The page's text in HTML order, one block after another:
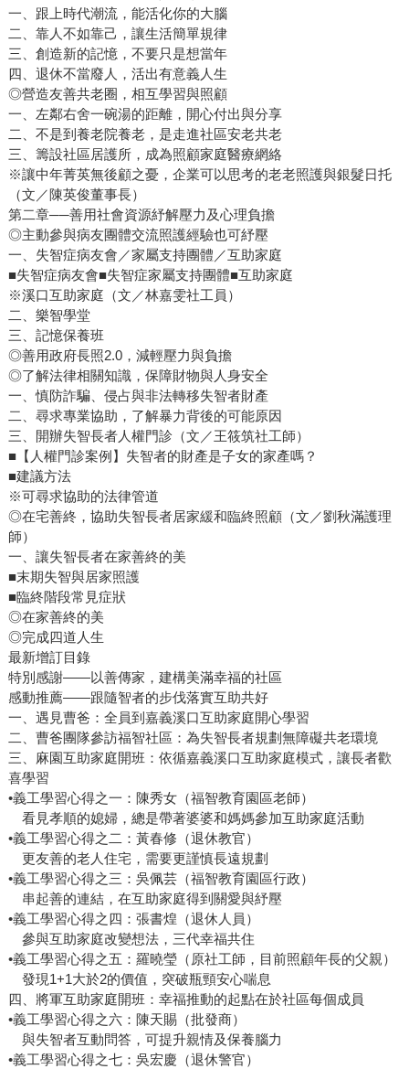
一、跟上時代潮流，能活化你的大腦
二、靠人不如靠己，讓生活簡單規律
三、創造新的記憶，不要只是想當年
四、退休不當廢人，活出有意義人生
◎營造友善共老圈，相互學習與照顧
一、左鄰右舍一碗湯的距離，開心付出與分享
二、不是到養老院養老，是走進社區安老共老
三、籌設社區居護所，成為照顧家庭醫療網絡
※讓中年菁英無後顧之憂，企業可以思考的老老照護與銀髮日托
（文／陳英俊董事長）
第二章──善用社會資源紓解壓力及心理負擔
◎主動參與病友團體交流照護經驗也可紓壓
一、失智症病友會／家屬支持團體／互助家庭
■失智症病友會■失智症家屬支持團體■互助家庭
※溪口互助家庭（文／林嘉雯社工員）
二、樂智學堂
三、記憶保養班
◎善用政府長照2.0，減輕壓力與負擔
◎了解法律相關知識，保障財物與人身安全
一、慎防詐騙、侵占與非法轉移失智者財產
二、尋求專業協助，了解暴力背後的可能原因
三、開辦失智長者人權門診（文／王筱筑社工師）
■【人權門診案例】失智者的財產是子女的家產嗎？
■建議方法
※可尋求協助的法律管道
◎在宅善終，協助失智長者居家緩和臨終照顧（文／劉秋滿護理
師）
一、讓失智長者在家善終的美
■末期失智與居家照護
■臨終階段常見症狀
◎在家善終的美
◎完成四道人生
最新增訂目錄
特別感謝——以善傳家，建構美滿幸福的社區
感動推薦——跟隨智者的步伐落實互助共好
一、遇見曹爸：全員到嘉義溪口互助家庭開心學習
二、曹爸團隊參訪福智社區：為失智長者規劃無障礙共老環境
三、麻園互助家庭開班：依循嘉義溪口互助家庭模式，讓長者歡
喜學習
•義工學習心得之一：陳秀女（福智教育園區老師）
看見孝順的媳婦，總是帶著婆婆和媽媽參加互助家庭活動
•義工學習心得之二：黃春修（退休教官）
更友善的老人住宅，需要更謹慎長遠規劃
•義工學習心得之三：吳佩芸（福智教育園區行政）
串起善的連結，在互助家庭得到關愛與紓壓
•義工學習心得之四：張書煌（退休人員）
參與互助家庭改變想法，三代幸福共住
•義工學習心得之五：羅曉瑩（原社工師，目前照顧年長的父親）
發現1+1大於2的價值，突破瓶頸安心喘息
四、將軍互助家庭開班：幸福推動的起點在於社區每個成員
•義工學習心得之六：陳天賜（批發商）
與失智者互動問答，可提升親情及保養腦力
•義工學習心得之七：吳宏慶（退休警官）